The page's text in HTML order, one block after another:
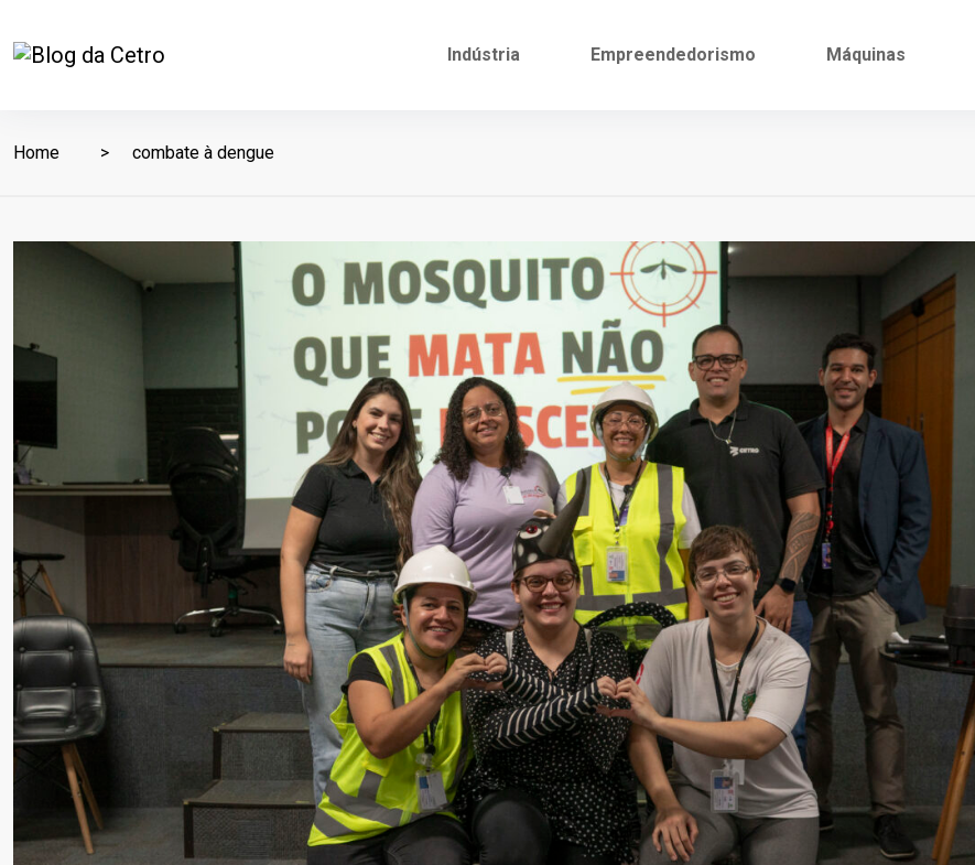
Indústria Empreendedorismo Máquinas
Home combate à dengue